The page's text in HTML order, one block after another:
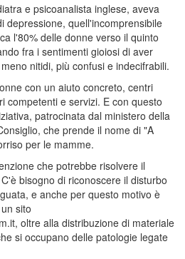
e psicoanalista inglese, aveva
depressione, quell'incomprensibile
l'80% delle donne verso il quinto
fra i sentimenti gioiosi di aver
nitidi, più confusi e indecifrabili.
con un aiuto concreto, centri
competenti e servizi. E con questo
patrocinata dal ministero della
che prende il nome di "A
per le mamme.
che potrebbe risolvere il
bisogno di riconoscere il disturbo
e anche per questo motivo è
sito
oltre alla distribuzione di materiale
si occupano delle patologie legate